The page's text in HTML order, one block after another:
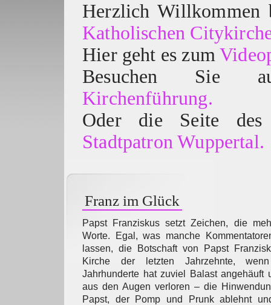
Herzlich
Katholischen
Hier geht es zum
Besuchen
Kirchenführung.
Oder die Seite des
Stadtpatron Wuppertal.
Franz im Glück
Papst Franziskus setzt Zeichen, die
Worte. Egal, was manche
lassen, die Botschaft von Papst
Kirche der letzten Jahrzehnte,
Jahrhunderte hat zuviel Balast angehäuft
aus den Augen verloren – die
Papst, der Pomp und Prunk ablehnt